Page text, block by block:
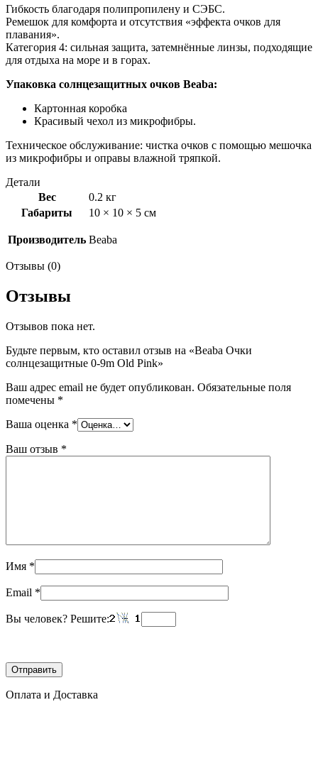
Гибкость благодаря полипропилену и СЭБС.
Ремешок для комфорта и отсутствия «эффекта очков для
плавания».
Категория 4: сильная защита, затемнённые линзы, подходящие
для отдыха на море и в горах.
Упаковка солнцезащитных очков Beaba:
Картонная коробка
Красивый чехол из микрофибры.
Техническое обслуживание: чистка очков с помощью мешочка
из микрофибры и оправы влажной тряпкой.
Детали
Вес
0.2 кг
Габариты
10 × 10 × 5 см
Производитель Beaba
Отзывы (0)
Отзывы
Отзывов пока нет.
Будьте первым, кто оставил отзыв на «Beaba Очки
солнцезащитные 0-9m Old Pink»
Ваш адрес email не будет опубликован. Обязательные поля
помечены *
Ваша оценка *
Ваш отзыв *
Имя *
Email *
Вы человек? Решите:
Оплата и Доставка